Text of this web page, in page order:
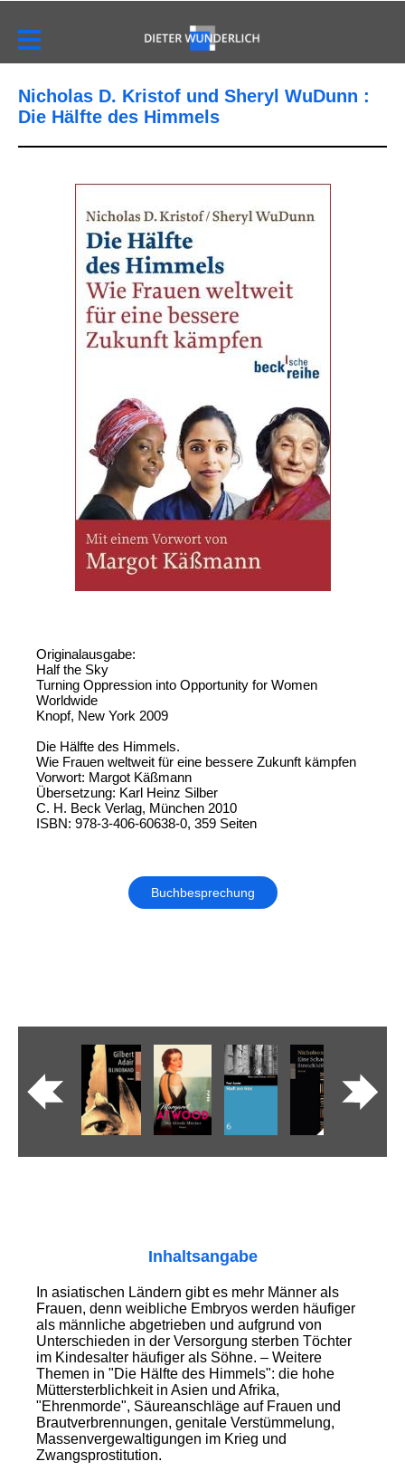
Nicholas D. Kristof und Sheryl WuDunn :
Die Hälfte des Himmels
Originalausgabe:
Half the Sky
Turning Oppression into Opportunity for Women
Worldwide
Knopf, New York 2009
Die Hälfte des Himmels.
Wie Frauen weltweit für eine bessere Zukunft kämpfen
Vorwort: Margot Käßmann
Übersetzung: Karl Heinz Silber
C. H. Beck Verlag, München 2010
ISBN: 978-3-406-60638-0, 359 Seiten
Buchbesprechung
Inhaltsangabe
In asiatischen Ländern gibt es mehr Männer als
Frauen, denn weibliche Embryos werden häufiger
als männliche abgetrieben und aufgrund von
Unterschieden in der Versorgung sterben Töchter
im Kindesalter häufiger als Söhne. – Weitere
Themen in "Die Hälfte des Himmels": die hohe
Müttersterblichkeit in Asien und Afrika,
"Ehrenmorde", Säureanschläge auf Frauen und
Brautverbrennungen, genitale Verstümmelung,
Massenvergewaltigungen im Krieg und
Zwangsprostitution.